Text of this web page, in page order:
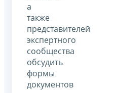
а
также
представителей
экспертного
сообщества
обсудить
формы
документов